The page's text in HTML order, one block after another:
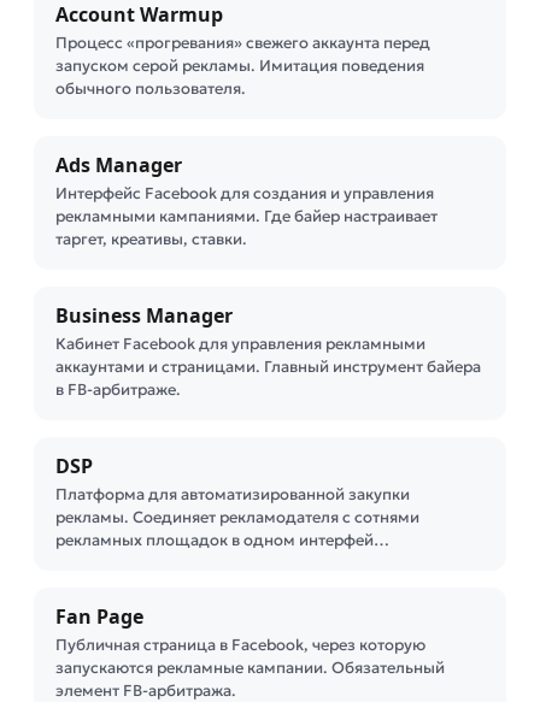
Account Warmup
Процесс «прогревания» свежего аккаунта перед
запуском серой рекламы. Имитация поведения
обычного пользователя.
Ads Manager
Интерфейс Facebook для создания и управления
рекламными кампаниями. Где байер настраивает
таргет, креативы, ставки.
Business Manager
Кабинет Facebook для управления рекламными
аккаунтами и страницами. Главный инструмент байера
в FB-арбитраже.
DSP
Платформа для автоматизированной закупки
рекламы. Соединяет рекламодателя с сотнями
рекламных площадок в одном интерфей…
Fan Page
Публичная страница в Facebook, через которую
запускаются рекламные кампании. Обязательный
элемент FB-арбитража.